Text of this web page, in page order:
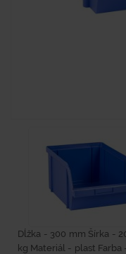
Dĺžka - 300 mm Šírka -
kg Materiál - plast